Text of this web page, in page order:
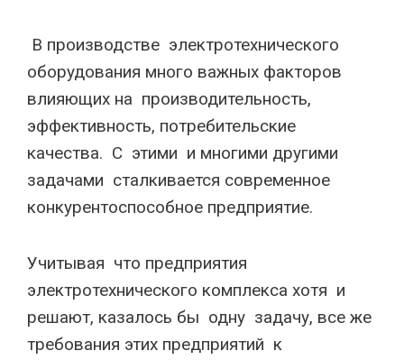
В производстве электротехнического
оборудования много важных факторов
влияющих на производительность,
эффективность, потребительские
качества. С этими и многими другими
задачами сталкивается современное
конкурентоспособное предприятие.
Учитывая что предприятия
электротехнического комплекса хотя и
решают, казалось бы одну задачу, все же
требования этих предприятий к